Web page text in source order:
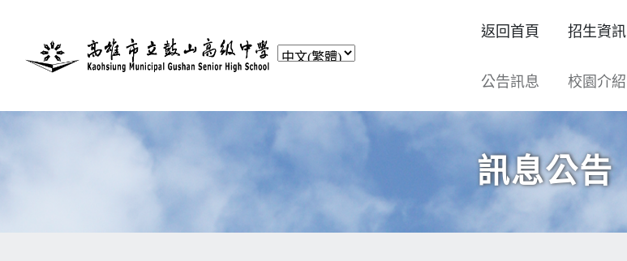
返回首頁 招生資訊
公告訊息 校園介紹
訊息公告